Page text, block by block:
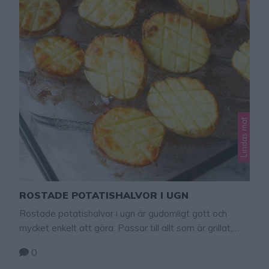
Lindas mat
ROSTADE POTATISHALVOR I UGN
Rostade potatishalvor i ugn är gudomligt gott och
mycket enkelt att göra. Passar till allt som är grillat,
jag ofta gör hemma, både till vardags och fest.
0